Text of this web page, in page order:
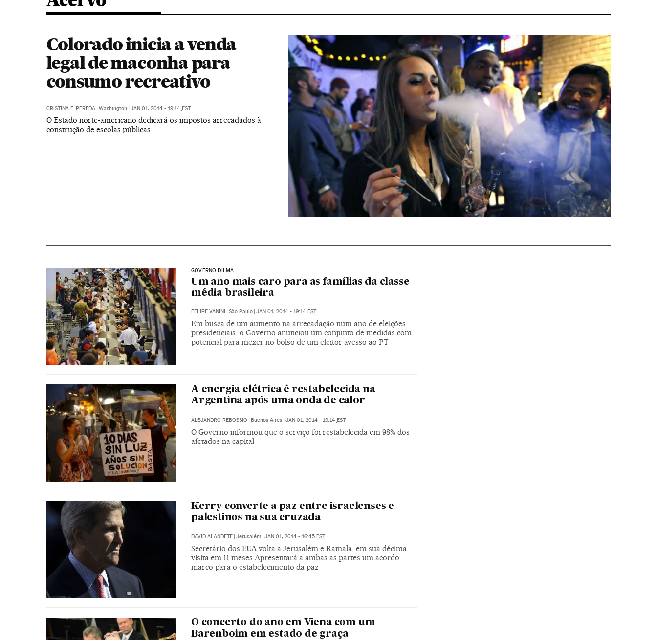
Colorado inicia a venda
legal de maconha para
consumo recreativo
CRISTINA F. PEREDA | Washington | JAN 01, 2014 - 19:14 EST
O Estado norte-americano dedicará os impostos arrecadados à
construção de escolas públicas
GOVERNO DILMA
Um ano mais caro para as famílias da classe
média brasileira
FELIPE VANINI | São Paulo | JAN 01, 2014 - 19:14 EST
Em busca de um aumento na arrecadação num ano de eleições
presidenciais, o Governo anunciou um conjunto de medidas com
potencial para mexer no bolso de um eleitor avesso ao PT
A energia elétrica é restabelecida na
Argentina após uma onda de calor
ALEJANDRO REBOSSIO | Buenos Aires | JAN 01, 2014 - 19:14 EST
O Governo informou que o serviço foi restabelecida em 98% dos
afetados na capital
Kerry converte a paz entre israelenses e
palestinos na sua cruzada
DAVID ALANDETE | Jerusalém | JAN 01, 2014 - 16:45 EST
Secretário dos EUA volta a Jerusalém e Ramala, em sua décima
visita em 11 meses Apresentará a ambas as partes um acordo
marco para o estabelecimento da paz
O concerto do ano em Viena com um
Barenboim em estado de graça